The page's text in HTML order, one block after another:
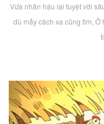
Vừa nhân hậu lại tuyệt vời
dù mấy cách xa cũng tìm,